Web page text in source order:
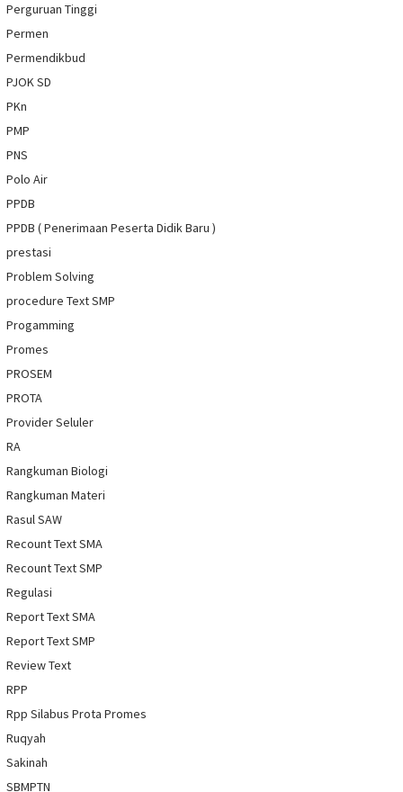
Perguruan Tinggi
Permen
Permendikbud
PJOK SD
PKn
PMP
PNS
Polo Air
PPDB
PPDB ( Penerimaan Peserta Didik Baru )
prestasi
Problem Solving
procedure Text SMP
Progamming
Promes
PROSEM
PROTA
Provider Seluler
RA
Rangkuman Biologi
Rangkuman Materi
Rasul SAW
Recount Text SMA
Recount Text SMP
Regulasi
Report Text SMA
Report Text SMP
Review Text
RPP
Rpp Silabus Prota Promes
Ruqyah
Sakinah
SBMPTN